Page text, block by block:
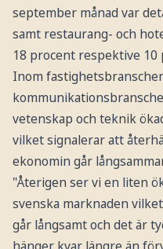
september månad var
samt restaurang- och
18 procent respektive
Inom
vetenskap och teknik
vilket signalerar att
ekonomin går
"Återigen ser vi en liten
svenska marknaden
går långsamt och det är